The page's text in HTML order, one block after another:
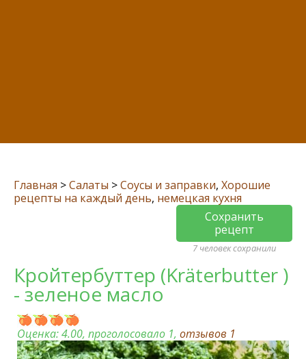
Главная >Салаты >Соусы и заправки, Хорошие
рецепты на каждый день, немецкая кухня
Сохранить
рецепт
7 человек сохранили
Кройтербуттер (Kräterbutter )
- зеленое масло
Оценка:4.00, проголосовало 1, отзывов 1